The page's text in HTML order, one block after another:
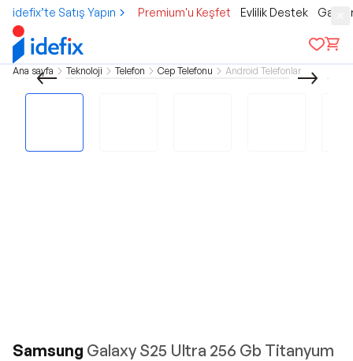
idefix’te Satış Yapın Premium'u Keşfet Evlilik Destek
Ana sayfa Teknoloji Telefon Cep Telefonu Android Telefonlar
Samsung Galaxy S25 Ultra 256 Gb Titanyum